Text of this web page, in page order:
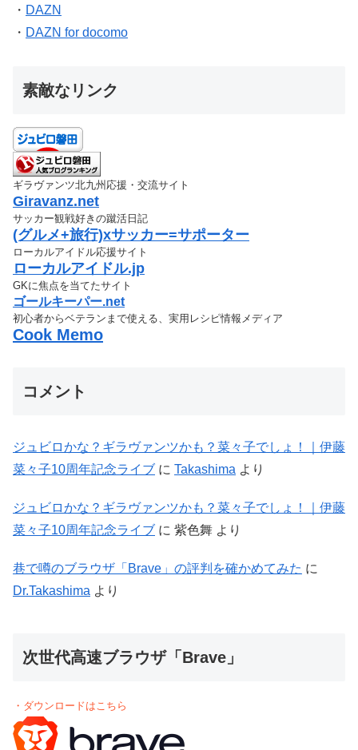
・ DAZN
・ DAZN for docomo
素敵なリンク
ギラヴァンツ北九州応援・交流サイト
Giravanz.net
サッカー観戦好きの蹴活日記
(グルメ+旅行)xサッカー=サポーター
ローカルアイドル応援サイト
ローカルアイドル.jp
GKに焦点を当てたサイト
ゴールキーパー.net
初心者からベテランまで使える、実用レシピ情報メディア
Cook Memo
コメント
ジュビロかな？ギラヴァンツかも？菜々子でしょ！｜伊藤
菜々子10周年記念ライブ に Takashima より
ジュビロかな？ギラヴァンツかも？菜々子でしょ！｜伊藤
菜々子10周年記念ライブ に 紫色舞 より
巷で噂のブラウザ「Brave」の評判を確かめてみた に
Dr.Takashima より
次世代高速ブラウザ「Brave」
・ダウンロードはこちら